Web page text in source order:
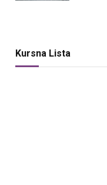
Kursna Lista